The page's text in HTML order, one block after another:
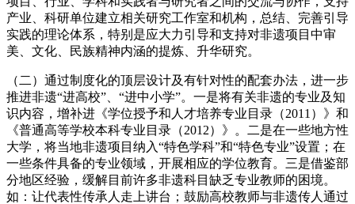
产业、科研单位建立相关研究工作室和机构，总结、完善引导
实践的理论体系，特别是应大力引导和支持对非遗项目中审
美、文化、民族精神内涵的提炼、升华研究。
（二）通过制度化的顶层设计及有针对性的配套办法，进一步
推进非遗“进高校”、“进中小学”。一是将有关非遗的专业及知
识内容，增补进《学位授予和人才培养专业目录（2011）》和
《普通高等学校本科专业目录（2012）》。二是在一些地方性
大学，将当地非遗项目纳入“特色学科”和“特色专业”设置；在
一些条件具备的专业领域，开展相应的学位教育。三是借鉴部
分地区经验，缓解目前许多非遗科目缺乏专业教师的困境。
如：让代表性传承人走上讲台；鼓励高校教师与非遗传人通过